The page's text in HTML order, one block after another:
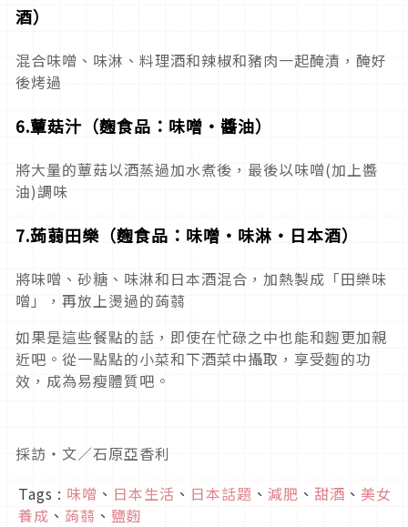
酒）
混合味噌、味淋、料理酒和辣椒和豬肉一起醃漬，醃好
後烤過
6.蕈菇汁（麴食品：味噌・醬油）
將大量的蕈菇以酒蒸過加水煮後，最後以味噌(加上醬
油)調味
7.蒟蒻田樂（麴食品：味噌・味淋・日本酒）
將味噌、砂糖、味淋和日本酒混合，加熱製成「田樂味
噌」，再放上燙過的蒟蒻
如果是這些餐點的話，即使在忙碌之中也能和麴更加親
近吧。從一點點的小菜和下酒菜中攝取，享受麴的功
效，成為易瘦體質吧。
採訪・文／石原亞香利
Tags : 味噌 、 日本生活 、 日本話題 、 減肥 、 甜酒 、 美女
養成 、 蒟蒻 、 鹽麴